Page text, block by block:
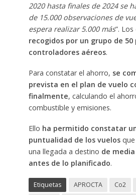
2020 hasta finales de 2024 se
de 15.000 observaciones de
espera realizar 5.000 más”. Los
recogidos por un grupo de 50
controladores aéreos.
Para constatar el ahorro, se
prevista en el plan de vuelo
finalmente, calculando el
combustible y emisiones.
Ello ha permitido constatar
puntualidad de los vuelosque
una llegada a destino de
antes de lo planificado.
Etiquetas APROCTA Co2